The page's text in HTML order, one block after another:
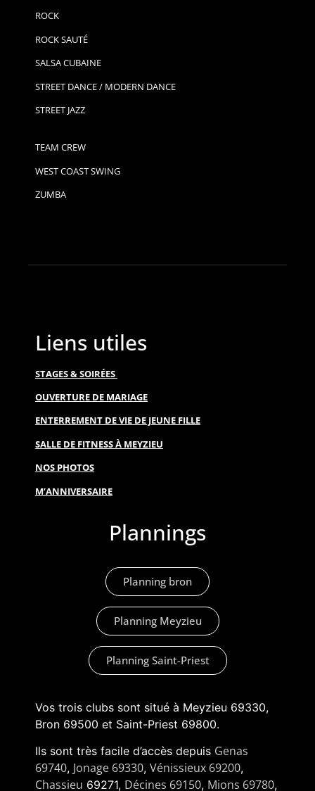
ROCK
ROCK SAUTÉ
SALSA CUBAINE
STREET DANCE / MODERN DANCE
STREET JAZZ
TEAM CREW
WEST COAST SWING
ZUMBA
Liens utiles
STAGES & SOIRÉES
OUVERTURE DE MARIAGE
ENTERREMENT DE VIE DE JEUNE FILLE
SALLE DE FITNESS À MEYZIEU
NOS PHOTOS
M’ANNIVERSAIRE
Plannings
Planning bron
Planning Meyzieu
Planning Saint-Priest
Vos trois clubs sont situé à Meyzieu 69330,
Bron 69500 et Saint-Priest 69800.
Ils sont très facile d’accès depuis Genas
69740, Jonage 69330, Vénissieux 69200,
Chassieu 69271, Décines 69150, Mions 69780,